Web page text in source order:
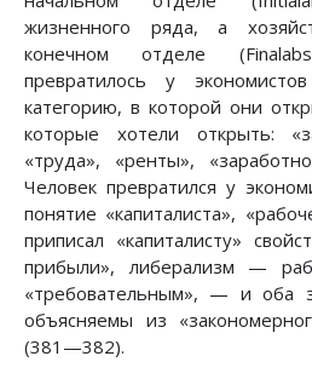
жизненного ряда, а
конечном отделе
превратилось у
категорию, в которой они
которые хотели открыть:
«труда», «ренты»,
Человек превратился у
понятие «капиталиста»,
приписал «капиталисту»
прибыли», либерализм —
«требовательным», — и оба
объясняемы из
(381—382).